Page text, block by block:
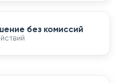
без комиссий